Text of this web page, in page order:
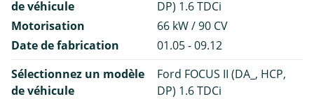
de véhicule
DP) 1.6 TDCi
Motorisation
66 kW / 90 CV
Date de fabrication
01.05 - 09.12
Sélectionnez un modèle
de véhicule
Ford FOCUS II (DA_, HCP,
DP) 1.6 TDCi